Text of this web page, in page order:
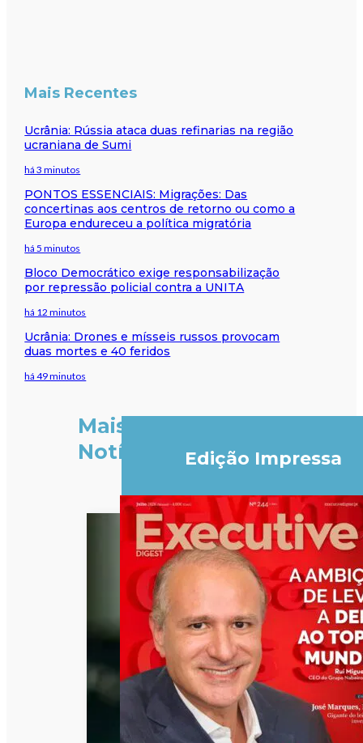
Mais Recentes
Ucrânia: Rússia ataca duas refinarias na região
ucraniana de Sumi
há 3 minutos
PONTOS ESSENCIAIS: Migrações: Das
concertinas aos centros de retorno ou como a
Europa endureceu a política migratória
há 5 minutos
Bloco Democrático exige responsabilização
por repressão policial contra a UNITA
há 12 minutos
Ucrânia: Drones e mísseis russos provocam
duas mortes e 40 feridos
há 49 minutos
Mais
Notícias
Edição Impressa